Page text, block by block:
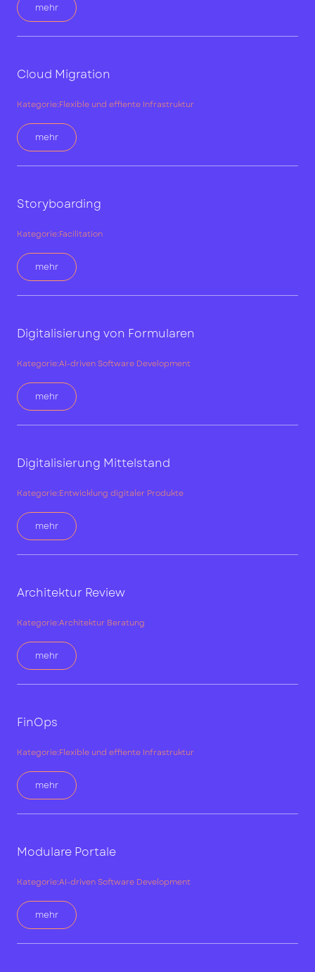
mehr
Cloud Migration
Kategorie:Flexible und effiente Infrastruktur
mehr
Storyboarding
Kategorie:Facilitation
mehr
Digitalisierung von Formularen
Kategorie:AI-driven Software Development
mehr
Digitalisierung Mittelstand
Kategorie:Entwicklung digitaler Produkte
mehr
Architektur Review
Kategorie:Architektur Beratung
mehr
FinOps
Kategorie:Flexible und effiente Infrastruktur
mehr
Modulare Portale
Kategorie:AI-driven Software Development
mehr